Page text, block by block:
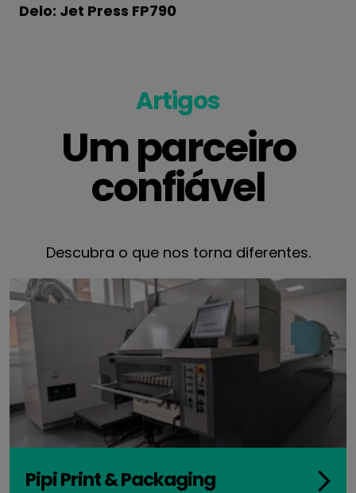
Delo: Jet Press FP790
Artigos
Um parceiro
confiável
Descubra o que nos torna diferentes.
Pipi Print & Packaging